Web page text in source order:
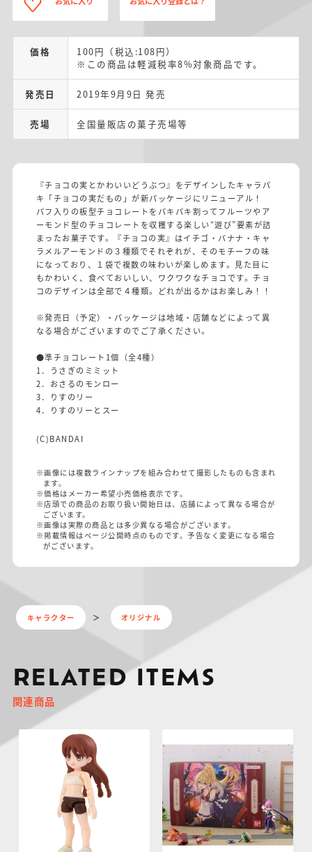
価格
100円（税込:108円）
※この商品は軽減税率8%対象商品です。
発売日 2019年9月9日 発売
売場 全国量販店の菓子売場等
『チョコの実とかわいいどうぶつ』をデザインしたキャラパ
キ「チョコの実だもの」が新パッケージにリニューアル！
パフ入りの板型チョコレートをパキパキ割ってフルーツやア
ーモンド型のチョコレートを収穫する楽しい“遊び”要素が詰
まったお菓子です。『チョコの実』はイチゴ・バナナ・キャ
ラメルアーモンドの３種類でそれぞれが、そのモチーフの味
になっており、１袋で複数の味わいが楽しめます。見た目に
もかわいく、食べておいしい、ワクワクなチョコです。チョ
コのデザインは全部で４種類。どれが出るかはお楽しみ！！
※発売日（予定）・パッケージは地域・店舗などによって異
なる場合がございますのでご了承ください。
●準チョコレート1個（全4種）
1．うさぎのミミット
2．おさるのモンロー
3．りすのリー
4．りすのリーとスー
(C)BANDAI
※画像には複数ラインナップを組み合わせて撮影したものも含まれ
ます。
※価格はメーカー希望小売価格表示です。
※店頭での商品のお取り扱い開始日は、店舗によって異なる場合が
ございます。
※画像は実際の商品とは多少異なる場合がございます。
※掲載情報はページ公開時点のものです。予告なく変更になる場合
がございます。
キャラクター オリジナル
RELATED ITEMS
関連商品